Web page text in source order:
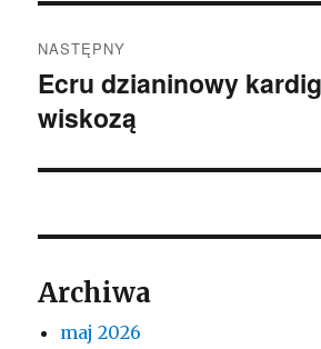
NASTĘPNY
Następny
wpis:
Ecru dzianinowy
wiskozą
Archiwa
maj 2026